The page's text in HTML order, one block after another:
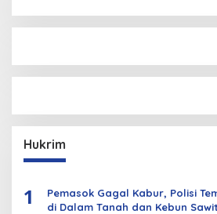
Hukrim
1
Pemasok Gagal Kabur, Polisi
di Dalam Tanah dan Kebun Sawit